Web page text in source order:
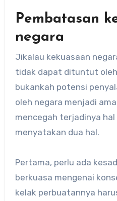
Pembatasan
negara
Jikalau kekuasaan
tidak dapat dituntut
bukankah potensi
oleh negara menjadi
mencegah terjadinya
menyatakan dua hal.
Pertama, perlu ada
berkuasa mengenai
kelak perbuatannya